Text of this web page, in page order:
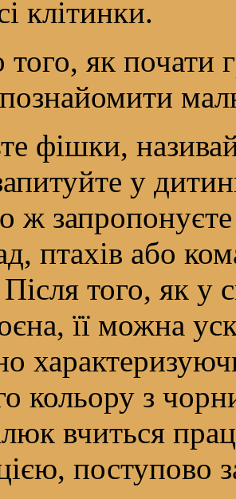
клітинки.
того, як почати
фішки,
у
ж
птахів або
Після того, як у
її можна
кольору з
вчиться
поступово